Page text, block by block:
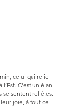
celui qui relie
l’Est. C’est un élan
se sentent relié.es.
leur joie, à tout ce